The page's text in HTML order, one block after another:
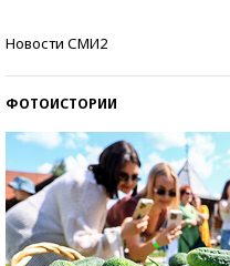
Новости СМИ2
ФОТОИСТОРИИ